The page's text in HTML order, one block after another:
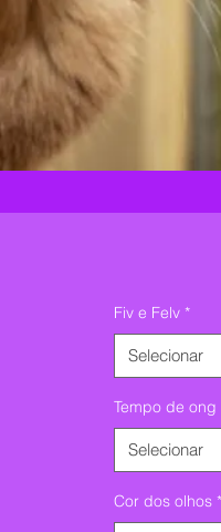
Fiv e Felv *
Selecionar
Tempo de ong
Selecionar
Cor dos olhos *